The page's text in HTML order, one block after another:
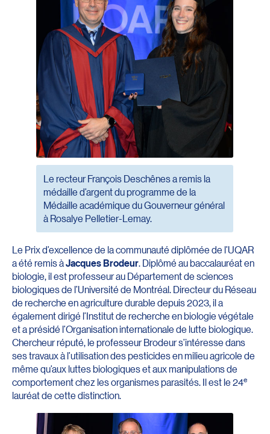
Le recteur François Deschênes a remis la
médaille d’argent du programme de la
Médaille académique du Gouverneur général
à Rosalye Pelletier-Lemay.
Le Prix d’excellence de la communauté diplômée de l’UQAR
a été remis àJacques Brodeur. Diplômé au baccalauréat en
biologie, il est professeur au Département de sciences
biologiques de l’Université de Montréal. Directeur du Réseau
de recherche en agriculture durable depuis 2023, il a
également dirigé l’Institut de recherche en biologie végétale
et a présidé l’Organisation internationale de lutte biologique.
Chercheur réputé, le professeur Brodeur s’intéresse dans
ses travaux à l’utilisation des pesticides en milieu agricole de
même qu’aux luttes biologiques et aux manipulations de
comportement chez les organismes parasités. Il est le 24e
lauréat de cette distinction.